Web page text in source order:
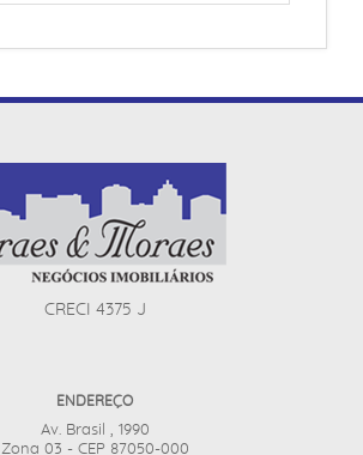
CRECI 4375 J
ENDEREÇO
Av. Brasil , 1990
Zona 03 - CEP 87050-000